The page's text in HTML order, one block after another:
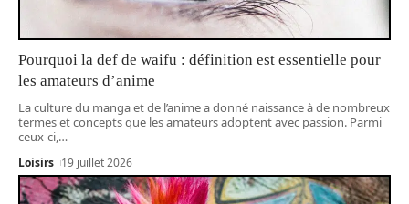
Pourquoi la def de waifu : définition est essentielle pour
les amateurs d’anime
La culture du manga et de l’anime a donné naissance à de nombreux
termes et concepts que les amateurs adoptent avec passion. Parmi
ceux-ci, …
Loisirs 19 juillet 2026